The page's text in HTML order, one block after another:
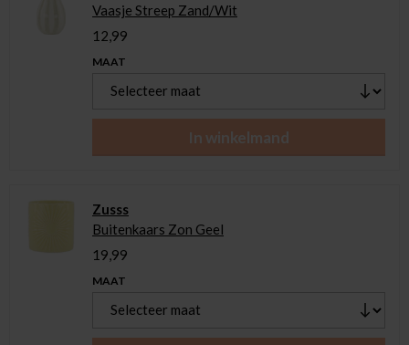
Vaasje Streep Zand/Wit
12,99
MAAT
In winkelmand
Zusss
Buitenkaars Zon Geel
19,99
MAAT